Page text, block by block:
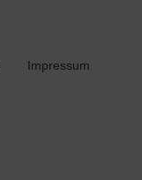
Impressum